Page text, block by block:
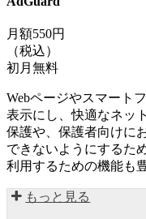
月額550円
（税込）
初月無料
Webページやスマート
表示にし、快適なネッ
保護や、保護者向けに
できないようにするた
利用するための機能も
もっと見る